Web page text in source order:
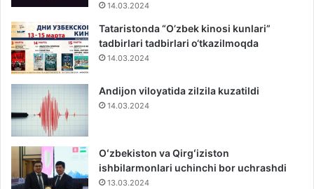
14.03.2024
Tataristonda “O’zbek kinosi kunlari”
tadbirlari tadbirlari o‘tkazilmoqda
14.03.2024
Andijon viloyatida zilzila kuzatildi
14.03.2024
Oʻzbekiston va Qirgʻiziston
ishbilarmonlari uchinchi bor uchrashdi
13.03.2024